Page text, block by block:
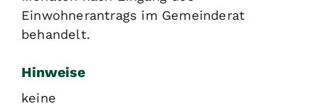
Einwohnerantrags im Gemeinderat
behandelt.
Hinweise
keine